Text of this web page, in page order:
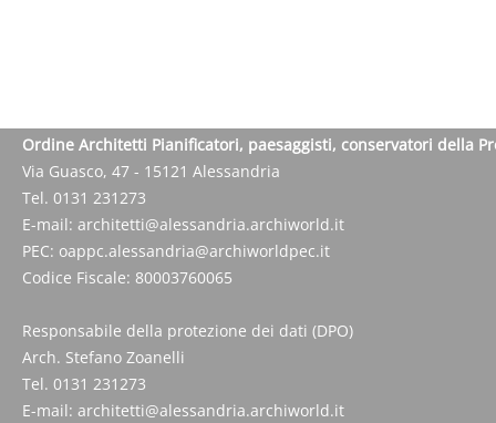
Ordine Architetti Pianificatori, paesaggisti, conservatori della
Via Guasco, 47 - 15121 Alessandria
Tel. 0131 231273
E-mail: architetti@alessandria.archiworld.it
PEC: oappc.alessandria@archiworldpec.it
Codice Fiscale: 80003760065
Responsabile della protezione dei dati (DPO)
Arch. Stefano Zoanelli
Tel. 0131 231273
E-mail: architetti@alessandria.archiworld.it